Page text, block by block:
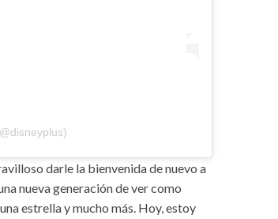
darle la bienvenida de nuevo a
nueva generación de ver como
estrella y mucho más. Hoy, estoy